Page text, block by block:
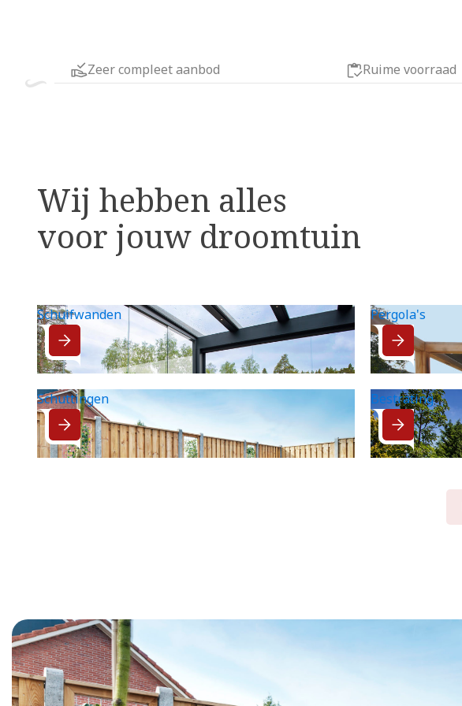
Zeer compleet aanbod Ruime voorraad
Wij hebben alles
voor jouw droomtuin
Schuifwanden Pergola's
Schuttingen Bestrating